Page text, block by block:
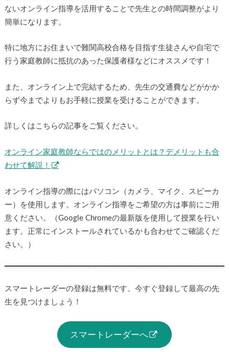
ないオンライン指導を活用することで先生との時間調整がより
簡単になります。
特に地方にお住まいで難関高校合格を目指す生徒さんや自宅で
行う家庭教師に抵抗のあった保護者様などにオススメです！
また、オンライン上で完結するため、先生の交通費などがかか
らず今までよりもお手軽に授業を受けることができます。
詳しくはこちらの記事をご覧ください。
オンライン家庭教師ならではのメリットとは？デメリットも合
わせて解説！
オンライン指導の際にはパソコン（カメラ、マイク、スピーカ
ー）を使用します。オンライン指導をご希望の方は事前にご用
意ください。（Google Chromeの最新版を使用して授業を行い
ます。正常にインストールされているかも合わせてご確認くだ
さい。）
スマートレーダーの登録は無料です。今すぐ登録して最高の先
生を見つけましょう！
スマートレーダーへ